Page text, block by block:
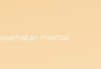
mental